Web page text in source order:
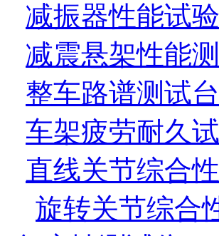
减振器性能试
减震悬架性能
整车路谱测试台
车架疲劳耐久
直线关节综合
旋转关节综合